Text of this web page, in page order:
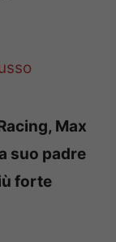
Max
suo padre
forte